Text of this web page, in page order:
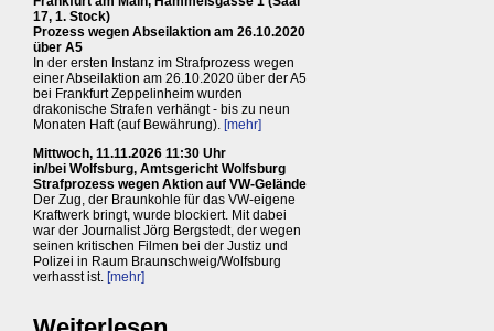
17, 1. Stock)
Prozess wegen Abseilaktion am 26.10.2020
über A5
In der ersten Instanz im Strafprozess wegen
einer Abseilaktion am 26.10.2020 über der A5
bei Frankfurt Zeppelinheim wurden
drakonische Strafen verhängt - bis zu neun
Monaten Haft (auf Bewährung). [mehr]
Mittwoch, 11.11.2026 11:30 Uhr
in/bei Wolfsburg, Amtsgericht Wolfsburg
Strafprozess wegen Aktion auf VW-Gelände
Der Zug, der Braunkohle für das VW-eigene
Kraftwerk bringt, wurde blockiert. Mit dabei
war der Journalist Jörg Bergstedt, der wegen
seinen kritischen Filmen bei der Justiz und
Polizei in Raum Braunschweig/Wolfsburg
verhasst ist. [mehr]